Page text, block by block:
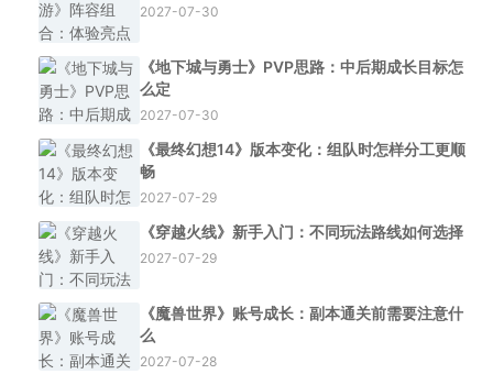
2027-07-30
《地下城与勇士》PVP思路：中后期成长目标怎
么定
2027-07-30
《最终幻想14》版本变化：组队时怎样分工更顺
畅
2027-07-29
《穿越火线》新手入门：不同玩法路线如何选择
2027-07-29
《魔兽世界》账号成长：副本通关前需要注意什
么
2027-07-28